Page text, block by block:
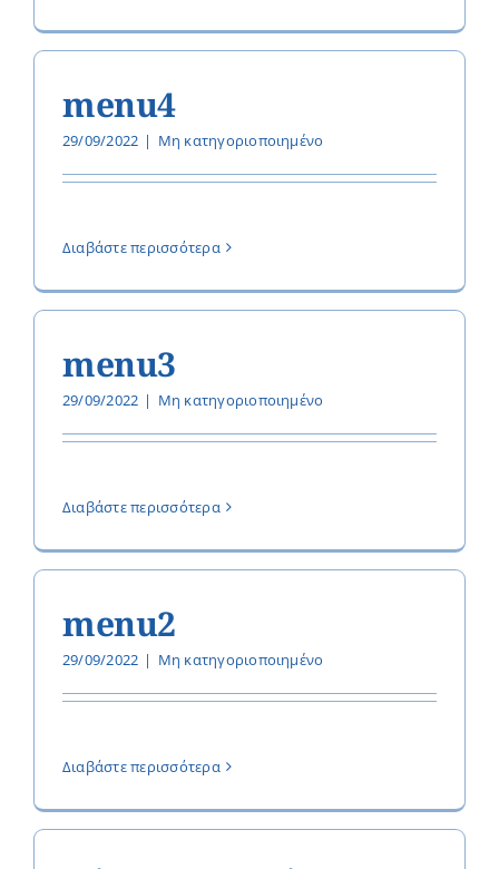
menu4
29/09/2022 | Μη κατηγοριοποιημένο
Διαβάστε περισσότερα
menu3
29/09/2022 | Μη κατηγοριοποιημένο
Διαβάστε περισσότερα
menu2
29/09/2022 | Μη κατηγοριοποιημένο
Διαβάστε περισσότερα